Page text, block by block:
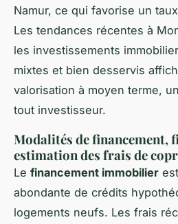
Namur, ce qui favorise un
Les tendances récentes à
les investissements
mixtes et bien desservis
valorisation à moyen terme,
tout investisseur.
Modalités de financement,
estimation des frais de
Le financement immobilier
abondante de crédits
logements neufs. Les frais